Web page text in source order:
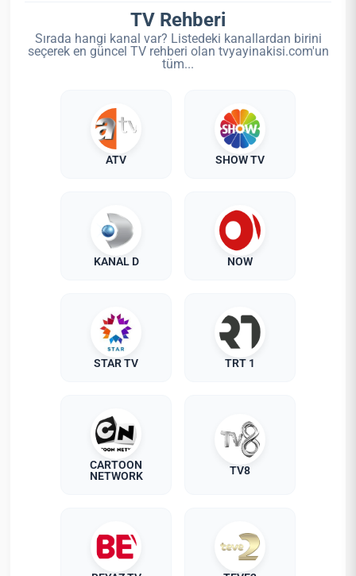
TV Rehberi
Sırada hangi kanal var? Listedeki kanallardan birini
seçerek en güncel TV rehberi olan tvyayinakisi.com'un
tüm...
ATV SHOW TV
KANAL D NOW
STAR TV TRT 1
CARTOON
NETWORK
TV8